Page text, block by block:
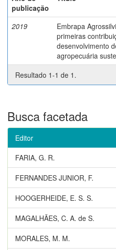
publicação
2019
Embrapa
primeiras
desenvolvimento
agropecuária
Resultado 1-1 de 1.
Busca facetada
Editor
FARIA, G. R.
FERNANDES JUNIOR, F.
HOOGERHEIDE, E. S. S.
MAGALHÃES, C. A. de S.
MORALES, M. M.